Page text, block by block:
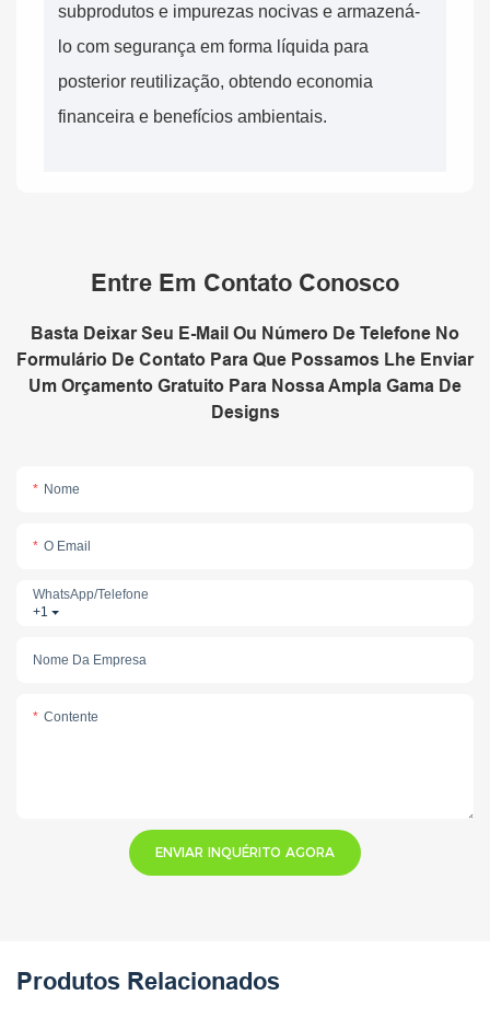
subprodutos e impurezas nocivas e armazená-
lo com segurança em forma líquida para
posterior reutilização, obtendo economia
financeira e benefícios ambientais.
Entre Em Contato Conosco
Basta Deixar Seu E-Mail Ou Número De Telefone No
Formulário De Contato Para Que Possamos Lhe Enviar
Um Orçamento Gratuito Para Nossa Ampla Gama De
Designs
Nome
O Email
+1
WhatsApp/telefone
Nome Da Empresa
Contente
ENVIAR INQUÉRITO AGORA
Produtos Relacionados